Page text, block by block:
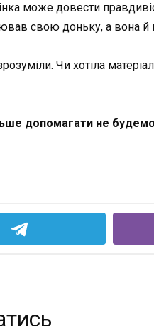
може довести
свою доньку, а вона
Чи хотіла
допомагати не